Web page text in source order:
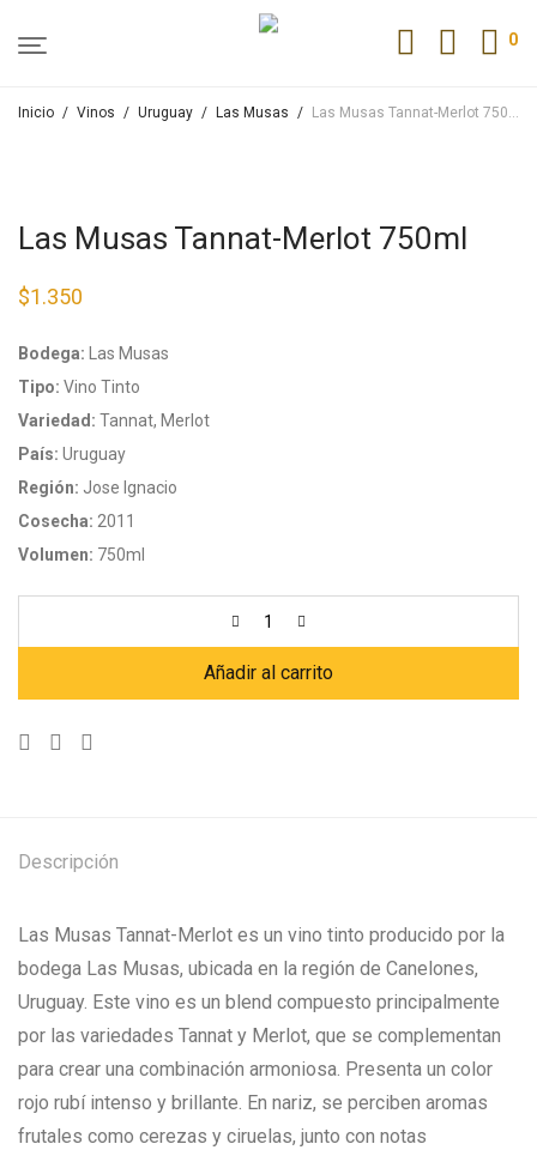
0
Inicio / Vinos / Uruguay / Las Musas / Las Musas Tannat-Merlot 750ml
Las Musas Tannat-Merlot 750ml
$1.350
Bodega: Las Musas
Tipo: Vino Tinto
Variedad: Tannat, Merlot
País: Uruguay
Región: Jose Ignacio
Cosecha: 2011
Volumen: 750ml
Añadir al carrito
Descripción
Las Musas Tannat-Merlot es un vino tinto producido por la
bodega Las Musas, ubicada en la región de Canelones,
Uruguay. Este vino es un blend compuesto principalmente
por las variedades Tannat y Merlot, que se complementan
para crear una combinación armoniosa. Presenta un color
rojo rubí intenso y brillante. En nariz, se perciben aromas
frutales como cerezas y ciruelas, junto con notas